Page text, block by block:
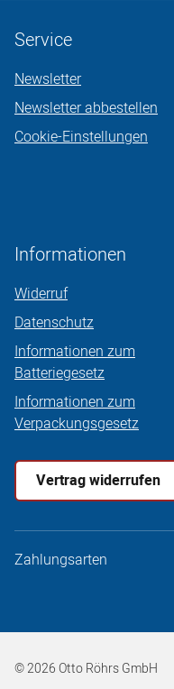
Service
Newsletter
Newsletter abbestellen
Cookie-Einstellungen
Informationen
Widerruf
Datenschutz
Informationen zum
Batteriegesetz
Informationen zum
Verpackungsgesetz
Vertrag widerrufen
Zahlungsarten
© 2026 Otto Röhrs GmbH